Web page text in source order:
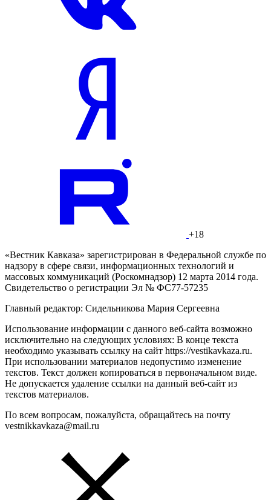
+18
«Вестник Кавказа» зарегистрирован в Федеральной службе по
надзору в сфере связи, информационных технологий и
массовых коммуникаций (Роскомнадзор) 12 марта 2014 года.
Свидетельство о регистрации Эл № ФС77-57235
Главный редактор: Сидельникова Мария Сергеевна
Использование информации с данного веб-сайта возможно
исключительно на следующих условиях: В конце текста
необходимо указывать ссылку на сайт https://vestikavkaza.ru.
При использовании материалов недопустимо изменение
текстов. Текст должен копироваться в первоначальном виде.
Не допускается удаление ссылки на данный веб-сайт из
текстов материалов.
По всем вопросам, пожалуйста, обращайтесь на почту
vestnikkavkaza@mail.ru